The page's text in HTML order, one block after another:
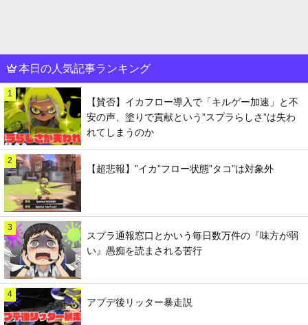
本日の人気記事ランキング
1
【賛否】イカフロー導入で「キルゲー加速」と不
安の声、塗りで貢献という”スプラらしさ”は失わ
れてしまうのか
2
【超悲報】”イカ”フロー状態”タコ”は対象外
3
スプラ通報窓口とかいう毎日数万件の『味方が弱
い』愚痴を読まされる苦行
4
アプデ後リッター暴走説